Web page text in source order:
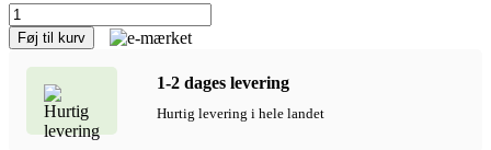
2
stk.
originale
forhjul
Segway
Ninebot
Føj til kurv
1-2 dages levering
Hurtig levering i hele landet